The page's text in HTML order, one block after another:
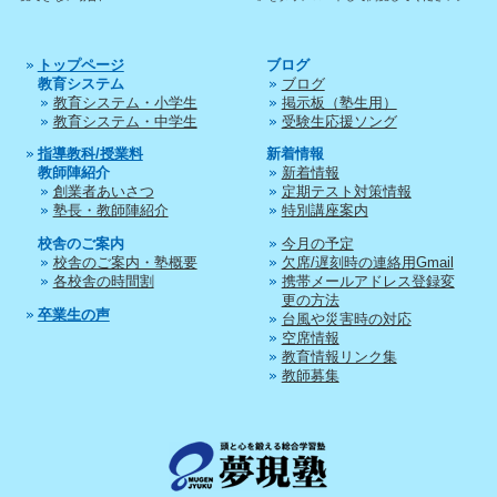
トップページ
教育システム
教育システム・小学生
教育システム・中学生
指導教科/授業料
教師陣紹介
創業者あいさつ
塾長・教師陣紹介
校舎のご案内
校舎のご案内・塾概要
各校舎の時間割
卒業生の声
ブログ
ブログ
掲示板（塾生用）
受験生応援ソング
新着情報
新着情報
定期テスト対策情報
特別講座案内
今月の予定
欠席/遅刻時の連絡用Gmail
携帯メールアドレス登録変
更の方法
台風や災害時の対応
空席情報
教育情報リンク集
教師募集